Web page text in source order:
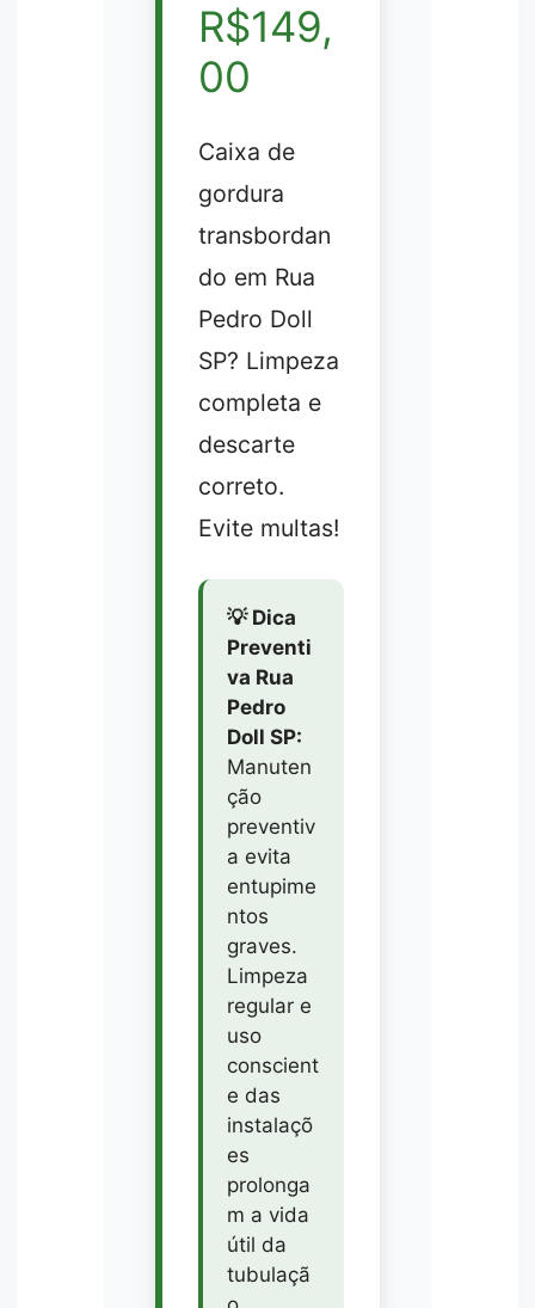
R$149,
00
Caixa de
gordura
transbordan
do em Rua
Pedro Doll
SP? Limpeza
completa e
descarte
correto.
Evite multas!
💡 Dica
Preventi
va Rua
Pedro
Doll SP:
Manuten
ção
preventiv
a evita
entupime
ntos
graves.
Limpeza
regular e
uso
conscient
e das
instalaçõ
es
prolonga
m a vida
útil da
tubulaçã